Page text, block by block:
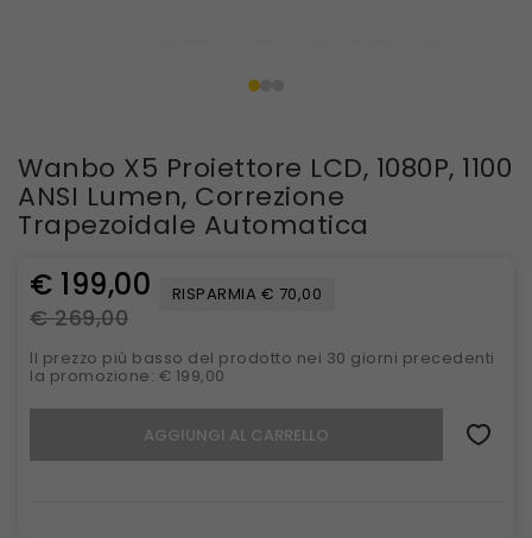
Wanbo X5 Proiettore LCD, 1080P, 1100
ANSI Lumen, Correzione
Trapezoidale Automatica
€ 199,00
€ 269,00
RISPARMIA € 70,00
Il prezzo più basso del prodotto nei 30 giorni precedenti
la promozione: € 199,00
AGGIUNGI AL CARRELLO